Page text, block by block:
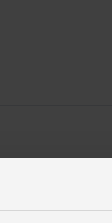
Teile-Anzahlen –